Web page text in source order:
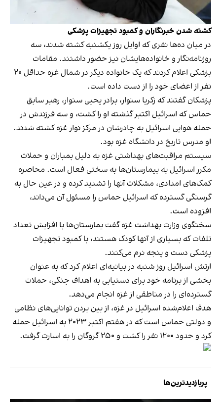
کشته شدن خبرنگاران و کمبود تجهیزات پزشکی
در میان ده‌ها نفری که اوایل روز یکشنبه کشته شدند، سه
روزنامه‌نگار و خانواده‌هایشان نیز حضور داشتند. مقامات
پزشکی اعلام کردند که یک خانواده دیگر در شمال غزه حداقل ۲۰
نفر از اعضای خود را از دست داده است.
پزشکان گفتند که زکریا سنوار، برادر یحیی سنوار، رهبر سابق
حماس که اسرائیل اکتبر گذشته او را کشت، و سه فرزندش در
حمله هوایی اسرائیل به چادرشان در مرکز نوار غزه کشته شدند.
او مدرس تاریخ در دانشگاه غزه بود.
سیستم مراقبت‌های بهداشتی غزه به دلیل بمباران و حملات
مکرر اسرائیل به بیمارستان‌ها به سختی فعال است. محاصره
کمک‌های امدادی، مشکلات آنها را تشدید کرده و در عین حال به
گرسنگی گسترده که اسرائیل حماس را مسئول آن می‌داند،
افزوده است.
سخنگوی وزارت بهداشت غزه گفت یمارستان‌ها با افزایش تعداد
تلفات که بسیاری از آنها کودک هستند، با کمبود تجهیزات
پزشکی دست و پنجه نرم می‌کنند.
ارتش اسرائیل روز شنبه در بیانیه‌ای اعلام کرد که به عنوان
بخشی از برنامه خود برای دستیابی به اهداف جنگی، حملات
گسترده‌ای را در مناطقی از غزه انجام می‌دهد.
هدف اعلام‌شده اسرائیل در غزه، از بین بردن توانایی‌های نظامی
و دولتی حماس است که در هفتم اکتبر ۲۰۲۳ به اسرائیل حمله
کرد و حدود ۱۲۰۰ نفر را کشت و ۲۵۰ گروگان را به اسارت گرفت.
پربازدیدترین‌ها